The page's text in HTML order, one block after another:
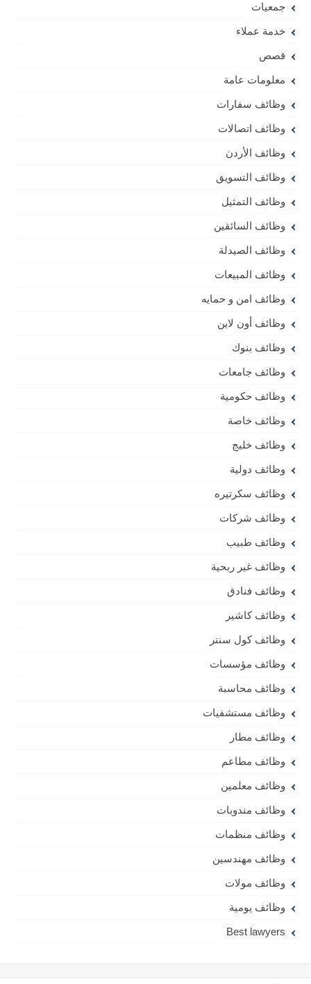
جمعيات
خدمة عملاء
قصص
معلومات عامة
وظائف سفارات
وظائف اتصالات
وظائف الأردن
وظائف التسويق
وظائف التمثيل
وظائف السائقين
وظائف الصيدلة
وظائف المبيعات
وظائف امن و حمايه
وظائف أون لاين
وظائف بنوك
وظائف جامعات
وظائف حكومية
وظائف خاصة
وظائف خليج
وظائف دولية
وظائف سكرتيره
وظائف شركات
وظائف طبيب
وظائف غير ربحية
وظائف فنادق
وظائف كاشير
وظائف كول سنتر
وظائف مؤسسات
وظائف محاسبة
وظائف مستشفيات
وظائف مطار
وظائف مطاعم
وظائف معلمين
وظائف مندوبات
وظائف منظمات
وظائف مهندسين
وظائف مولات
وظائف يومية
Best lawyers